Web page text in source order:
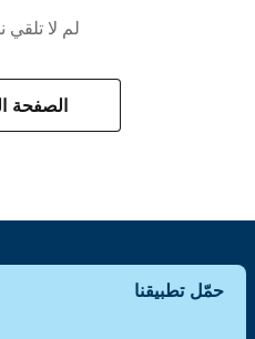
لم لا تلقي
الصفحة
حمّل تطبيقنا